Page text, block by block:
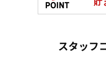
スタッフ